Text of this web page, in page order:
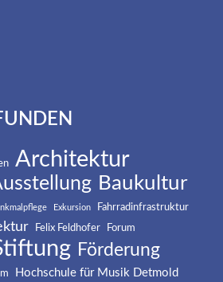
Architektur
Baukultur
Exkursion Fahrradinfrastruktur
Felix Feldhofer Forum
Förderung
Hochschule für Musik Detmold